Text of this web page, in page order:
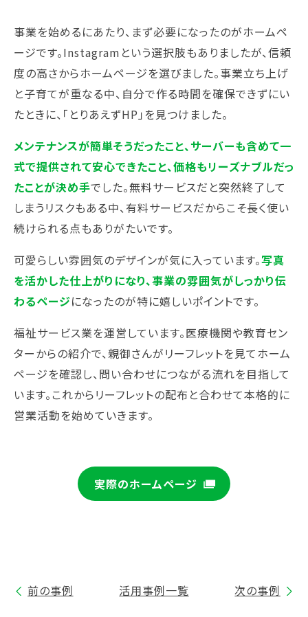
事業を始めるにあたり、まず必要になったのがホームペ
ージです。Instagramという選択肢もありましたが、信頼
度の高さからホームページを選びました。事業立ち上げ
と子育てが重なる中、自分で作る時間を確保できずにい
たときに、「とりあえずHP」を見つけました。
メンテナンスが簡単そうだったこと、サーバーも含めて一
式で提供されて安心できたこと、価格もリーズナブルだっ
たことが決め手でした。無料サービスだと突然終了して
しまうリスクもある中、有料サービスだからこそ長く使い
続けられる点もありがたいです。
可愛らしい雰囲気のデザインが気に入っています。写真
を活かした仕上がりになり、事業の雰囲気がしっかり伝
わるページになったのが特に嬉しいポイントです。
福祉サービス業を運営しています。医療機関や教育セン
ターからの紹介で、親御さんがリーフレットを見てホーム
ページを確認し、問い合わせにつながる流れを目指して
います。これからリーフレットの配布と合わせて本格的に
営業活動を始めていきます。
実際のホームページ
前の事例 活用事例一覧 次の事例